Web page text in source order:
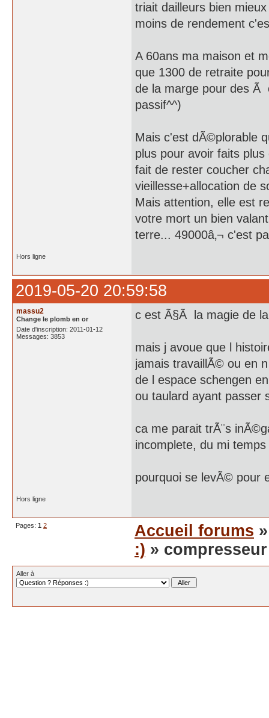
triait dailleurs bien
moins de rendement
A 60ans ma maison et
que 1300 de retraite
de la marge pour des
passif^^)
Mais c'est dÃ©plorable
plus pour avoir faits
fait de rester coucher
vieillesse+allocation de
Mais attention, elle est
votre mort un bien
terre... 49000â‚¬ c'est
Hors ligne
2019-05-20 20:59:58
massu2
Change le plomb en or
Date d'inscription: 2011-01-12
Messages: 3853
c est Ã§Ã la magie de
mais j avoue que l
jamais travaillÃ© ou en
de l espace schengen
ou taulard ayant passer
ca me parait trÃ¨s
incomplete, du mi
pourquoi se levÃ© pour
Hors ligne
Pages: 1 2 Accueil forums
:) »
Aller à